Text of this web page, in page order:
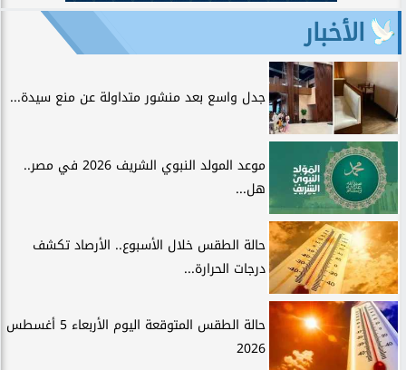
الأخبار
جدل واسع بعد منشور متداولة عن منع سيدة...
موعد المولد النبوي الشريف 2026 في مصر..
هل...
حالة الطقس خلال الأسبوع.. الأرصاد تكشف
درجات الحرارة...
حالة الطقس المتوقعة اليوم الأربعاء 5 أغسطس
2026